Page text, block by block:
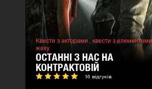
Квести з акторами , квести з елементами
жаху
ОСТАННІ З НАС НА
КОНТРАКТОВІЙ
16 відгуків